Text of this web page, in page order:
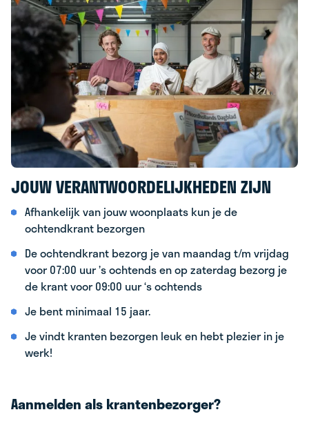
JOUW VERANTWOORDELIJKHEDEN ZIJN
Afhankelijk van jouw woonplaats kun je de
ochtendkrant bezorgen
De ochtendkrant bezorg je van maandag t/m vrijdag
voor 07:00 uur ’s ochtends en op zaterdag bezorg je
de krant voor 09:00 uur ‘s ochtends
Je bent minimaal 15 jaar.
Je vindt kranten bezorgen leuk en hebt plezier in je
werk!
Aanmelden als krantenbezorger?